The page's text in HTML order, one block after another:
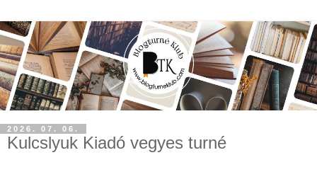
2026. 07. 06.
Kulcslyuk Kiadó vegyes turné